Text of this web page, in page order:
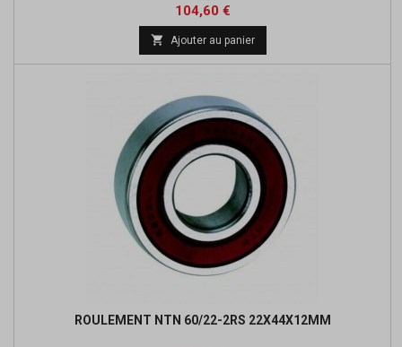
Prix
104,60 €Prix
de
base
 Ajouter au panier
ROULEMENT NTN 60/22-2RS 22X44X12MM